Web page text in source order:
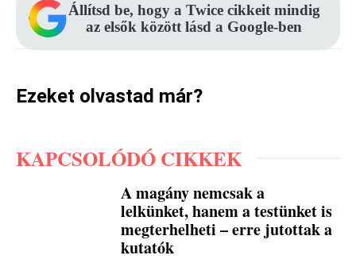
Állítsd be, hogy a Twice cikkeit mindig
az elsők között lásd a Google-ben
Ezeket olvastad már?
KAPCSOLÓDÓ CIKKEK
A magány nemcsak a
lelkünket, hanem a testünket is
megterhelheti – erre jutottak a
kutatók